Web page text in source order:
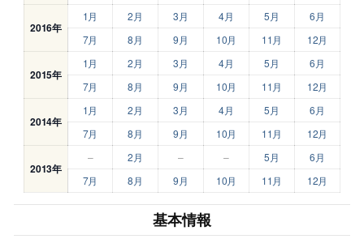
2016年
1月 2月 3月 4月 5月
6月
7月
8月 9月 10月 11月 12月
2015年
1月 2月 3月 4月 5月
6月
7月
8月 9月 10月 11月 12月
2014年
1月 2月 3月 4月 5月
6月
7月
8月 9月 10月 11月 12月
2013年
– 2月 – – 5月
6月
7月
8月 9月 10月 11月 12月
基本情報